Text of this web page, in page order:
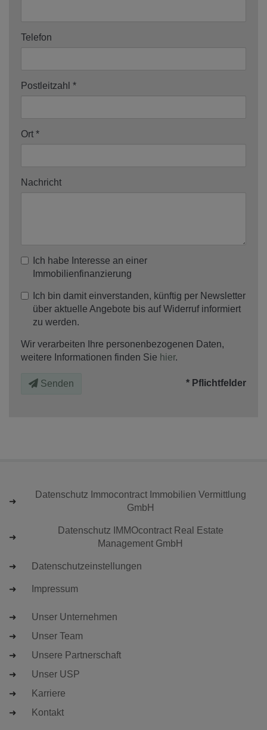
Telefon
Postleitzahl
Ort
Nachricht
Ich habe Interesse an einer
Immobilienfinanzierung
Ich bin damit einverstanden, künftig per Newsletter
über aktuelle Angebote bis auf Widerruf informiert
zu werden.
Wir verarbeiten Ihre personenbezogenen Daten,
weitere Informationen finden Sie hier.
Senden * Pflichtfelder
Datenschutz Immocontract Immobilien Vermittlung
GmbH
Datenschutz IMMOcontract Real Estate
Management GmbH
Datenschutzeinstellungen
Impressum
Unser Unternehmen
Unser Team
Unsere Partnerschaft
Unser USP
Karriere
Kontakt